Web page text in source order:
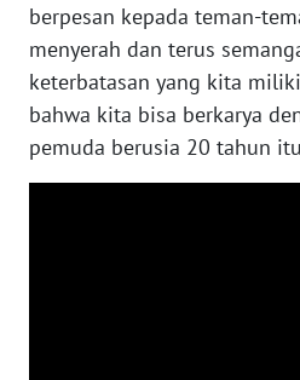
berpesan kepada teman-
menyerah dan terus
keterbatasan yang kita
bahwa kita bisa berkarya
pemuda berusia 20 tahun
WN
NUSANTARA
WN